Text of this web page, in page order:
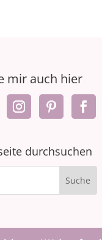
mir auch hier
durchsuchen